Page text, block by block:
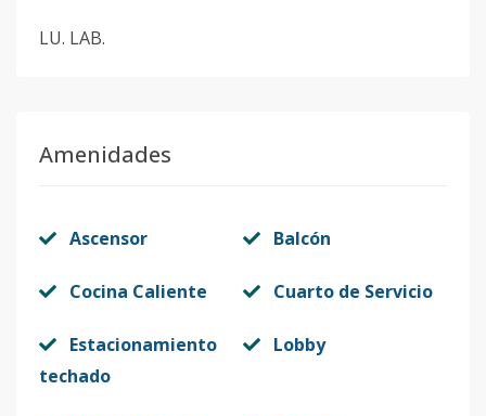
LU. LAB.
Amenidades
Ascensor Balcón
Cocina Caliente Cuarto de Servicio
Estacionamiento
techado
Lobby